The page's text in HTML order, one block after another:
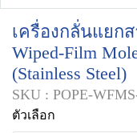
เครื่องกลั่นแยก
Wiped-Film
(Stainless Steel)
SKU : POPE-
ตัวเลือก